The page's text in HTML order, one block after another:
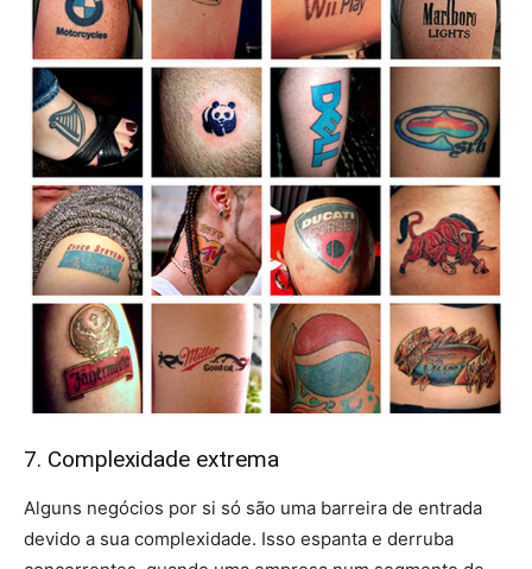
7. Complexidade extrema
Alguns negócios por si só são uma barreira de entrada
devido a sua complexidade. Isso espanta e derruba